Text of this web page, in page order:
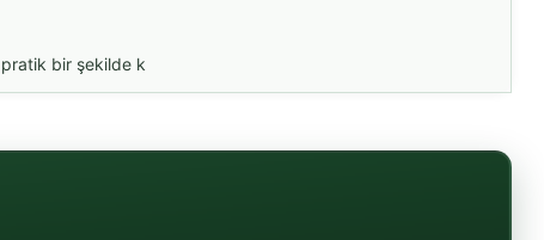
pratik bir şekilde k